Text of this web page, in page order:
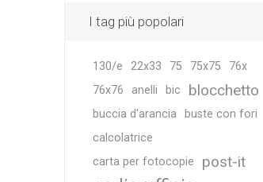
I tag più popolari
130/e 22x33 75 75x75
76x
76x76
anelli bic blocchetto
buccia d'arancia
buste con fori
calcolatrice
carta per fotocopie
post-it